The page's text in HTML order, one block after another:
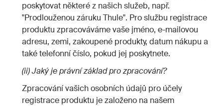
poskytovat některé z našich služeb, např.
"Prodlouženou záruku Thule". Pro službu registrace
produktu zpracováváme vaše jméno, e-mailovou
adresu, zemi, zakoupené produkty, datum nákupu a
také telefonní číslo, pokud jej poskytnete.
(ii) Jaký je právní základ pro zpracování?
Zpracování vašich osobních údajů pro účely
registrace produktu je založeno na našem